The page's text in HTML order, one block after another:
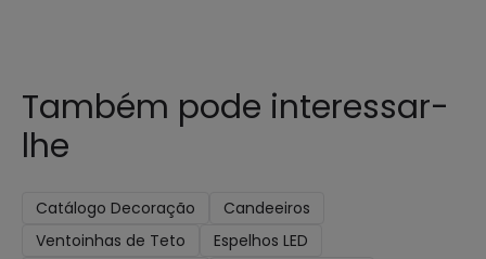
Também pode interessar-
lhe
Catálogo Decoração
Candeeiros
Ventoinhas de Teto
Espelhos LED